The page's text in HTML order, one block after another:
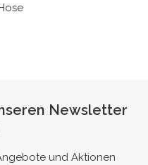
Newsletter
und Aktionen